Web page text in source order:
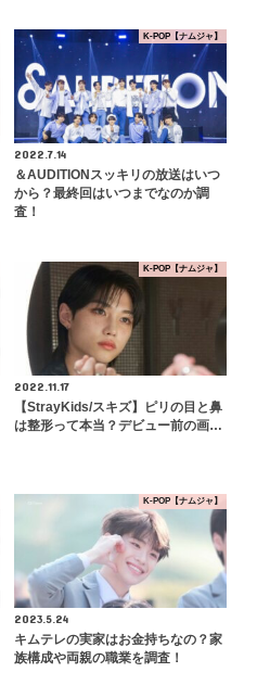
K-POP【ナムジャ】
2022.7.14
＆AUDITIONスッキリの放送はいつ
から？最終回はいつまでなのか調
査！
K-POP【ナムジャ】
2022.11.17
【StrayKids/スキズ】ピリの目と鼻
は整形って本当？デビュー前の画…
K-POP【ナムジャ】
2023.5.24
キムテレの実家はお金持ちなの？家
族構成や両親の職業を調査！